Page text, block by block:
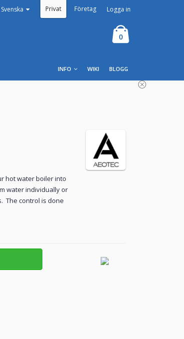
Svenska Privat Företag Logga in
0
BLOGG
WIKI
INFO
hot water boiler into
water individually or
The control is done